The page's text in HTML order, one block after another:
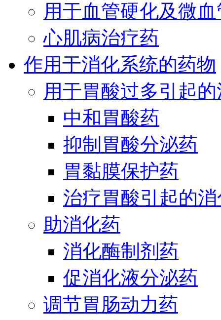
用于血管硬化及微
心肌病治疗药
作用于消化系统的药物
用于胃酸过多引起
中和胃酸药
抑制胃酸分泌药
胃黏膜保护药
治疗胃酸引起的
助消化药
消化酶制剂药
促消化液分泌药
调节胃肠动力药